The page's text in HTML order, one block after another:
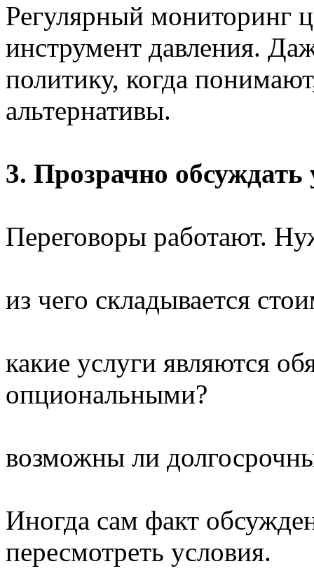
Регулярный мониторинг
инструмент давления.
политику, когда
альтернативы.
3. Прозрачно обсуждать
Переговоры работают.
из чего складывается
какие услуги являются
опциональными?
возможны ли
Иногда сам факт
пересмотреть условия.